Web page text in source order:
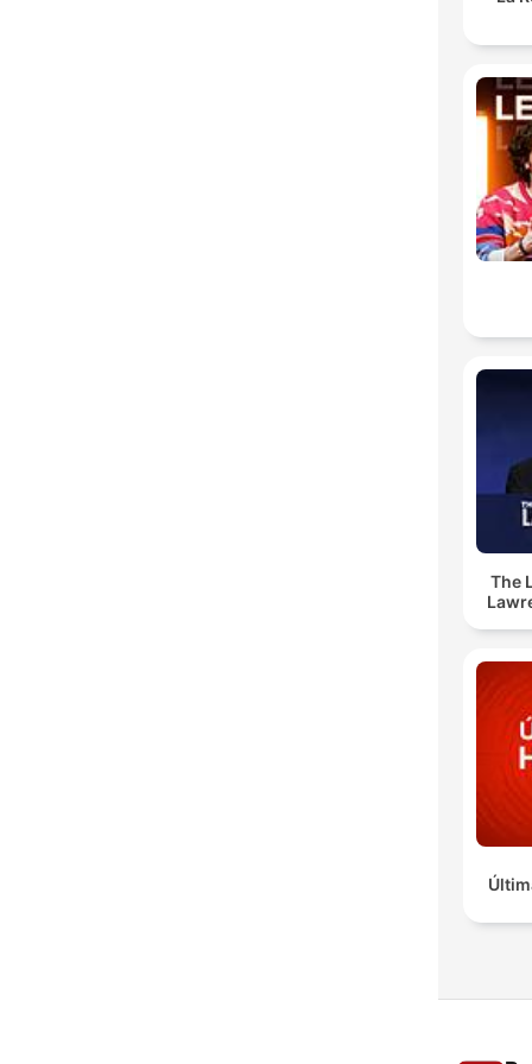
The